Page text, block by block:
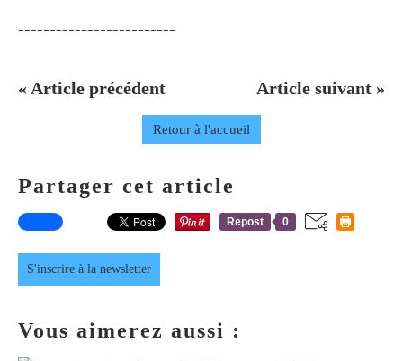
-------------------------
« Article précédent Article suivant »
Retour à l'accueil
Partager cet article
Repost 0
S'inscrire à la newsletter
Vous aimerez aussi :